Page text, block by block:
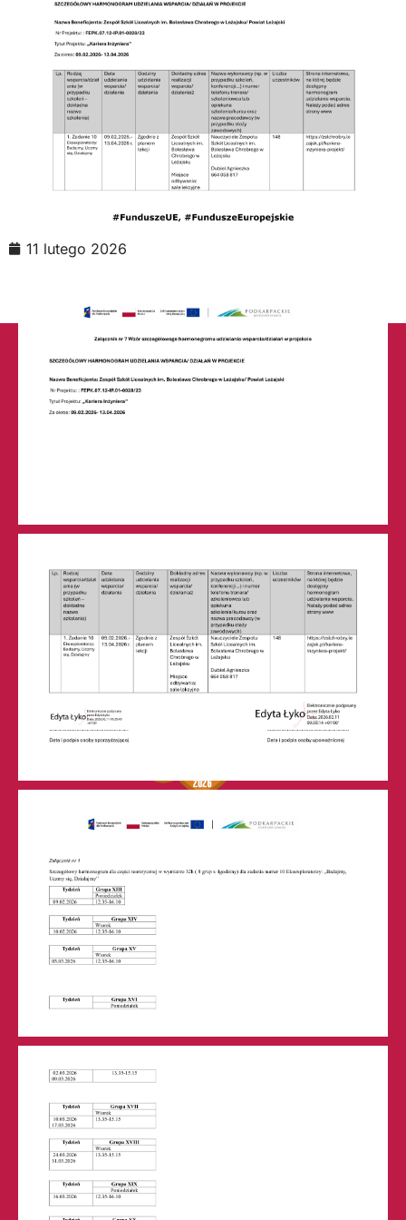
11 lutego 2026
Liceum Ogólnokształcące nr 1
37-300 Leżajsk
skr. poczt. 64
tel. 17 242-00-19, fax 17 242-76-28
sekretariat@zslchrobry.lezajsk.pl